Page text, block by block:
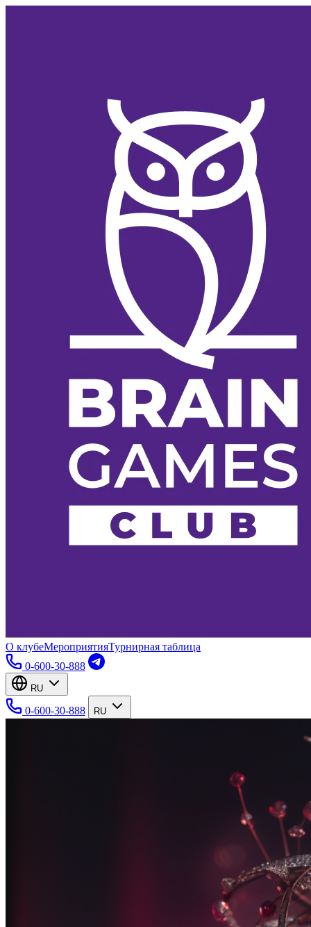
О клубеМероприятияТурнирная таблица
0-600-30-888
RU
0-600-30-888 RU